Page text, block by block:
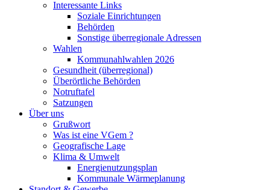
Interessante Links
Soziale Einrichtungen
Behörden
Sonstige überregionale Adressen
Wahlen
Kommunahlwahlen 2026
Gesundheit (überregional)
Überörtliche Behörden
Notruftafel
Satzungen
Über uns
Grußwort
Was ist eine VGem ?
Geografische Lage
Klima & Umwelt
Energienutzungsplan
Kommunale Wärmeplanung